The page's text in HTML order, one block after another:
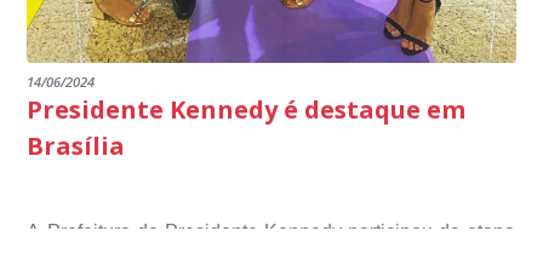
14/06/2024
Presidente Kennedy é destaque em
Brasília
A Prefeitura de Presidente Kennedy participou da etapa